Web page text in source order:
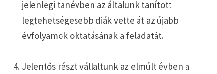
jelenlegi tanévben az általunk tanított
legtehetségesebb diák vette át az újabb
évfolyamok oktatásának a feladatát.
Jelentős részt vállaltunk az elmúlt évben a